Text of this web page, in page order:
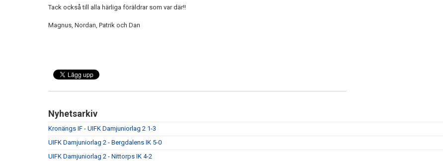
Tack också till alla härliga föräldrar som var där!!
Magnus, Nordan, Patrik och Dan
Nyhetsarkiv
Kronängs IF - UIFK Damjuniorlag 2 1-3
UIFK Damjuniorlag 2 - Bergdalens IK 5-0
UIFK Damjuniorlag 2 - Nittorps IK 4-2